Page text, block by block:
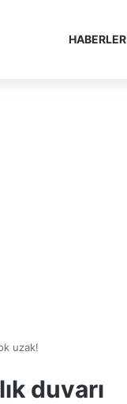
HABERLER
uzak!
duvarı